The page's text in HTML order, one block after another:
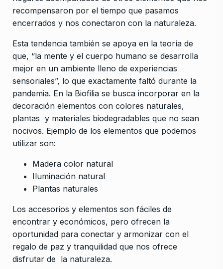
recompensaron por el tiempo que pasamos
encerrados y nos conectaron con la naturaleza.
Esta tendencia también se apoya en la teoría de
que, “la mente y el cuerpo humano se desarrolla
mejor en un ambiente lleno de experiencias
sensoriales”, lo que exactamente faltó durante la
pandemia. En la Biofilia se busca incorporar en la
decoración elementos con colores naturales,
plantas y materiales biodegradables que no sean
nocivos. Ejemplo de los elementos que podemos
utilizar son:
Madera color natural
Iluminación natural
Plantas naturales
Los accesorios y elementos son fáciles de
encontrar y económicos, pero ofrecen la
oportunidad para conectar y armonizar con el
regalo de paz y tranquilidad que nos ofrece
disfrutar de la naturaleza.